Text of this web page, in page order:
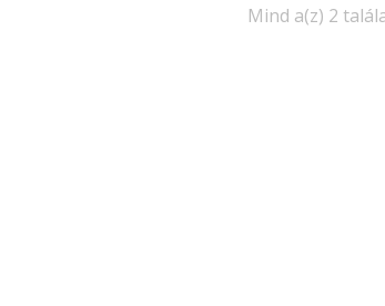
Mind a(z) 2